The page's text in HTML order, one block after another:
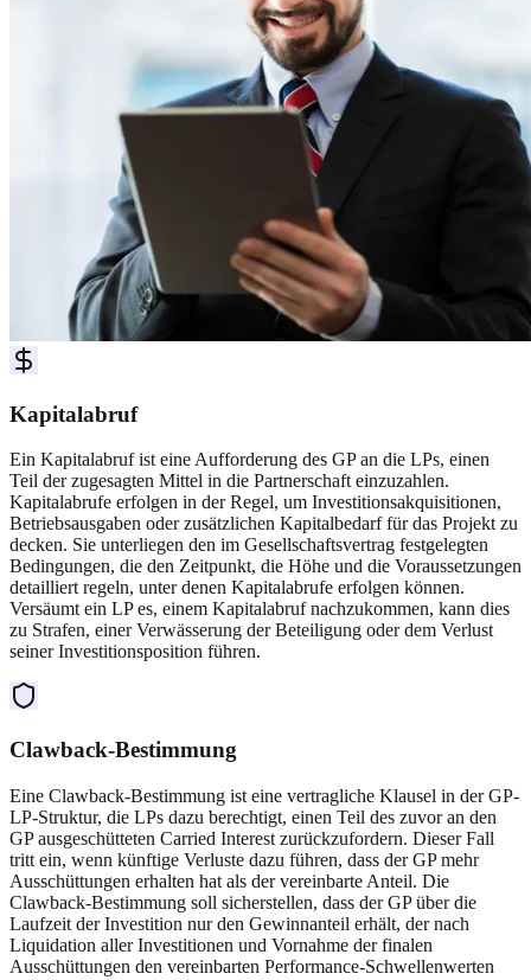
Kapitalabruf
Ein Kapitalabruf ist eine Aufforderung des GP an die LPs, einen
Teil der zugesagten Mittel in die Partnerschaft einzuzahlen.
Kapitalabrufe erfolgen in der Regel, um Investitionsakquisitionen,
Betriebsausgaben oder zusätzlichen Kapitalbedarf für das Projekt zu
decken. Sie unterliegen den im Gesellschaftsvertrag festgelegten
Bedingungen, die den Zeitpunkt, die Höhe und die Voraussetzungen
detailliert regeln, unter denen Kapitalabrufe erfolgen können.
Versäumt ein LP es, einem Kapitalabruf nachzukommen, kann dies
zu Strafen, einer Verwässerung der Beteiligung oder dem Verlust
seiner Investitionsposition führen.
Clawback-Bestimmung
Eine Clawback-Bestimmung ist eine vertragliche Klausel in der GP-
LP-Struktur, die LPs dazu berechtigt, einen Teil des zuvor an den
GP ausgeschütteten Carried Interest zurückzufordern. Dieser Fall
tritt ein, wenn künftige Verluste dazu führen, dass der GP mehr
Ausschüttungen erhalten hat als der vereinbarte Anteil. Die
Clawback-Bestimmung soll sicherstellen, dass der GP über die
Laufzeit der Investition nur den Gewinnanteil erhält, der nach
Liquidation aller Investitionen und Vornahme der finalen
Ausschüttungen den vereinbarten Performance-Schwellenwerten